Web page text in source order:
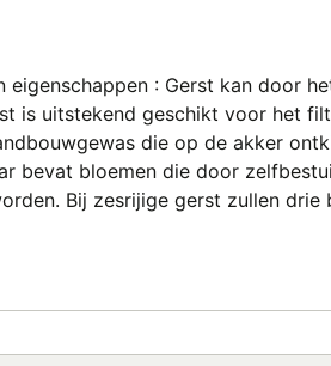
: Gerst kan door
is uitstekend geschikt voor het
die op de akker
bevat bloemen die door
Bij zesrijige gerst zullen